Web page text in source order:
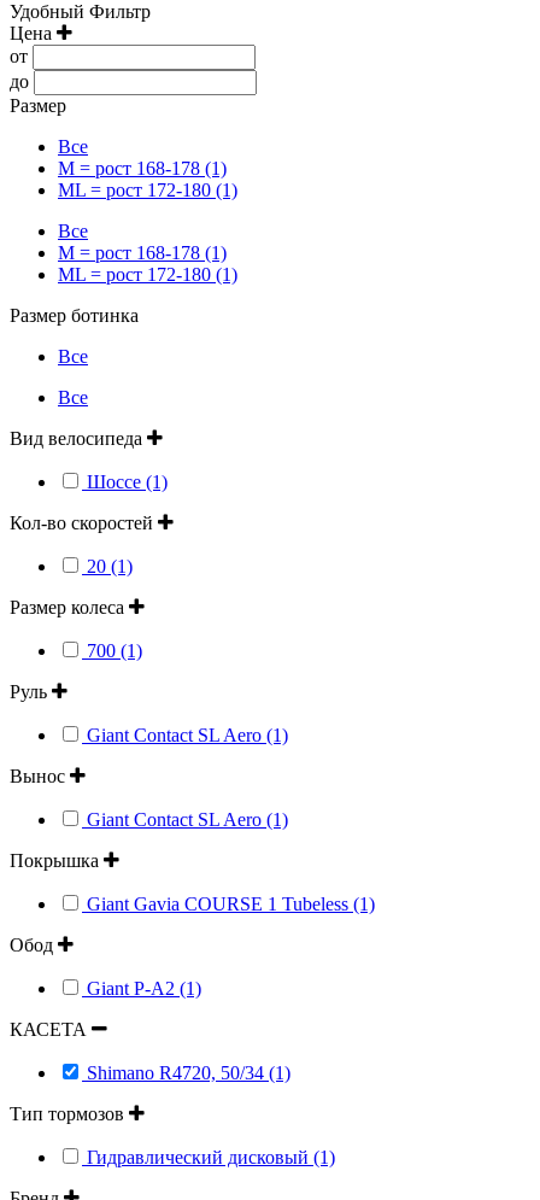
Удобный Фильтр
Цена
от
до
Размер
Все
M = рост 168-178 (1)
ML = рост 172-180 (1)
Все
M = рост 168-178 (1)
ML = рост 172-180 (1)
Размер ботинка
Все
Все
Вид велосипеда
Шоссе (1)
Кол-во скоростей
20 (1)
Размер колеса
700 (1)
Руль
Giant Contact SL Aero (1)
Вынос
Giant Contact SL Aero (1)
Покрышка
Giant Gavia COURSE 1 Tubeless (1)
Обод
Giant P-A2 (1)
КАСЕТА
Shimano R4720, 50/34 (1)
Тип тормозов
Гидравлический дисковый (1)